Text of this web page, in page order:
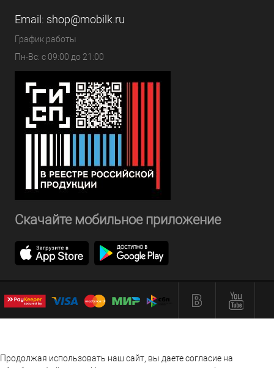
Email: shop@mobilk.ru
График работы
Пн-Вс: с 09:00 до 21:00
Скачайте мобильное приложение
Продолжая использовать наш сайт, вы даете согласие на